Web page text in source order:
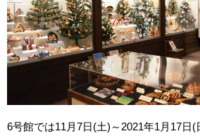
6号館では11月7日(土)～2021年1月17日